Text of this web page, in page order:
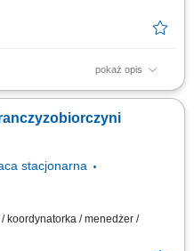
pokaż opis
działalności gospodarczej w
i zamówień.
potrzeb lokalnego rynku.
stacjonarna
koordynatorka / menedżer /